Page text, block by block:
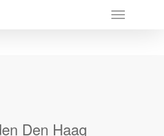
Den Haag